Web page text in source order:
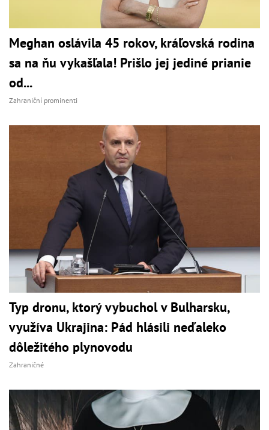
Meghan oslávila 45 rokov, kráľovská rodina
sa na ňu vykašľala! Prišlo jej jediné prianie
od...
Zahraniční prominenti
Typ dronu, ktorý vybuchol v Bulharsku,
využíva Ukrajina: Pád hlásili neďaleko
dôležitého plynovodu
Zahraničné